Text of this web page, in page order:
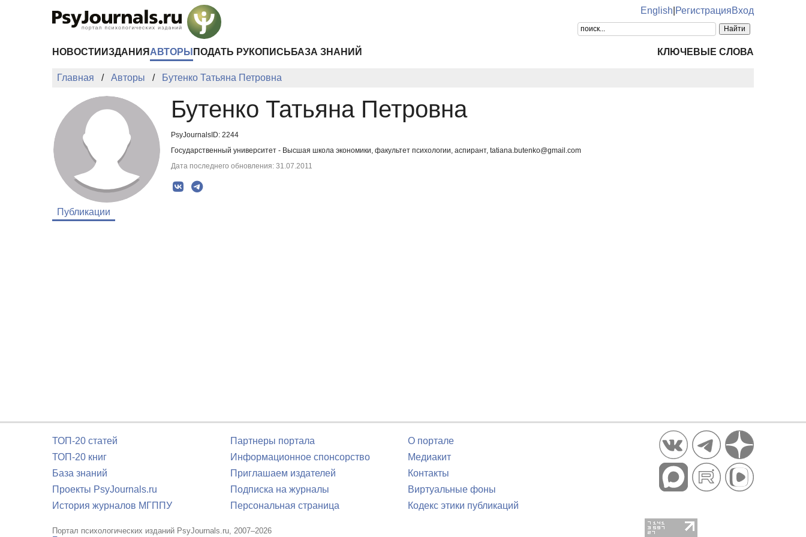
English РегистрацияВход
НОВОСТИ ИЗДАНИЯ АВТОРЫ ПОДАТЬ РУКОПИСЬ БАЗА ЗНАНИЙ КЛЮЧЕВЫЕ СЛОВА
Главная Авторы Бутенко Татьяна Петровна
Бутенко Татьяна Петровна
PsyJournalsID: 2244
Государственный университет - Высшая школа экономики, факультет психологии, аспирант, tatiana.butenko@gmail.com
Дата последнего обновления: 31.07.2011
Публикации
ТОП-20 статей
ТОП-20 книг
База знаний
Проекты PsyJournals.ru
История журналов МГППУ
Партнеры портала
Информационное спонсорство
Приглашаем издателей
Подписка на журналы
Персональная страница
О портале
Медиакит
Контакты
Виртуальные фоны
Кодекс этики публикаций
Портал психологических изданий PsyJournals.ru, 2007–2026